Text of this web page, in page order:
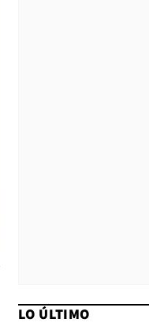
LO ÚLTIMO